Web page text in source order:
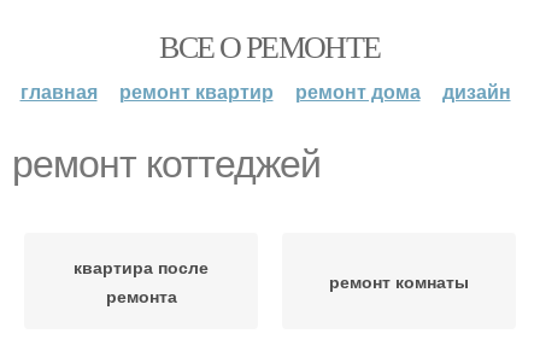
ВСЕ О РЕМОНТЕ
главная ремонт квартир ремонт дома дизайн
ремонт коттеджей
квартира после
ремонта
ремонт комнаты